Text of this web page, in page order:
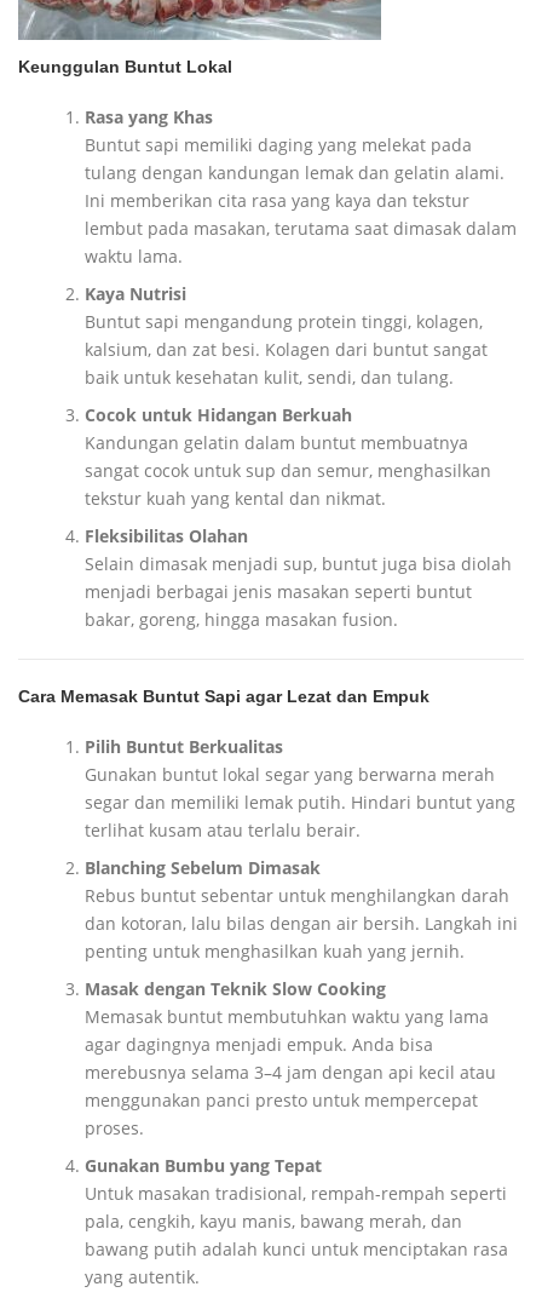
Keunggulan Buntut Lokal
Rasa yang Khas
Buntut sapi memiliki daging yang melekat pada
tulang dengan kandungan lemak dan gelatin alami.
Ini memberikan cita rasa yang kaya dan tekstur
lembut pada masakan, terutama saat dimasak dalam
waktu lama.
Kaya Nutrisi
Buntut sapi mengandung protein tinggi, kolagen,
kalsium, dan zat besi. Kolagen dari buntut sangat
baik untuk kesehatan kulit, sendi, dan tulang.
Cocok untuk Hidangan Berkuah
Kandungan gelatin dalam buntut membuatnya
sangat cocok untuk sup dan semur, menghasilkan
tekstur kuah yang kental dan nikmat.
Fleksibilitas Olahan
Selain dimasak menjadi sup, buntut juga bisa diolah
menjadi berbagai jenis masakan seperti buntut
bakar, goreng, hingga masakan fusion.
Cara Memasak Buntut Sapi agar Lezat dan Empuk
Pilih Buntut Berkualitas
Gunakan buntut lokal segar yang berwarna merah
segar dan memiliki lemak putih. Hindari buntut yang
terlihat kusam atau terlalu berair.
Blanching Sebelum Dimasak
Rebus buntut sebentar untuk menghilangkan darah
dan kotoran, lalu bilas dengan air bersih. Langkah ini
penting untuk menghasilkan kuah yang jernih.
Masak dengan Teknik Slow Cooking
Memasak buntut membutuhkan waktu yang lama
agar dagingnya menjadi empuk. Anda bisa
merebusnya selama 3–4 jam dengan api kecil atau
menggunakan panci presto untuk mempercepat
proses.
Gunakan Bumbu yang Tepat
Untuk masakan tradisional, rempah-rempah seperti
pala, cengkih, kayu manis, bawang merah, dan
bawang putih adalah kunci untuk menciptakan rasa
yang autentik.